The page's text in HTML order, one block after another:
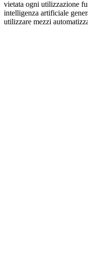
vietata ogni utilizzazione
intelligenza artificiale
utilizzare mezzi